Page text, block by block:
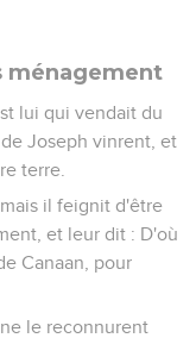
ménagement
lui qui vendait du
Joseph vinrent, et
terre.
il feignit d'être
et leur dit : D'où
Canaan, pour
le reconnurent